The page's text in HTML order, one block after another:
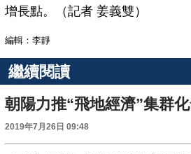
增長點。（記者 姜義雙）
編輯：李靜
繼續閱讀
朝陽力推“飛地經濟”集群
2019年7月26日 09:48